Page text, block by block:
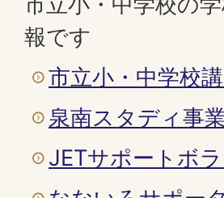
報です
市立小・中学校
泉南スタディ事
JETサポートボ